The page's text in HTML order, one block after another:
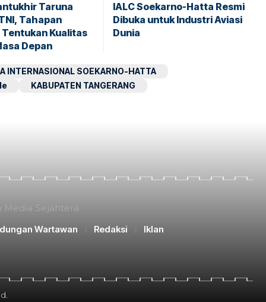
Taruna
Tahapan
Kualitas
Depan
IALC Soekarno-Hatta Resmi
Dibuka untuk Industri Aviasi
Dunia
INTERNASIONAL SOEKARNO-HATTA
KABUPATEN TANGERANG
Sejahtera
Wartawan
Redaksi Iklan